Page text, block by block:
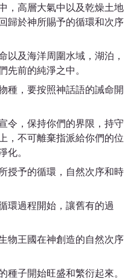
，高層大氣中以及乾燥土地
歸於神所賜予的循環和次序
以及海洋周圍水域，湖泊，
先前的純淨之中。
種，要按照神話語的誡命開
令，保持你們的界限，持守
，不可離棄指派給你們的位
化。
授予的循環，自然次序和時
環過程開始，讓舊有的過
物王國在神創造的自然次序
種子開始旺盛和繁衍起來。